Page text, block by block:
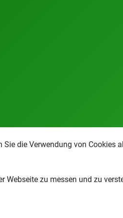
die Verwendung von
Webseite zu messen und zu